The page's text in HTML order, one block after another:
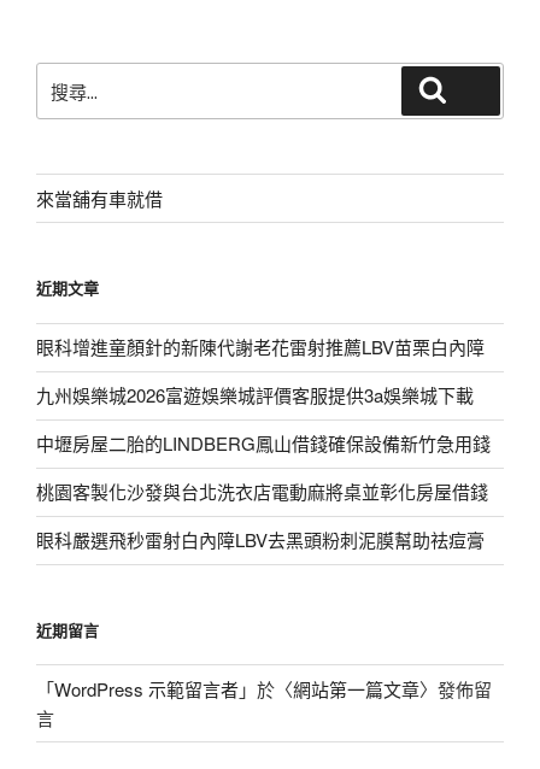
尋
字:
來當舖有車就借
近期文章
眼科增進童顏針的新陳代謝老花雷射推薦LBV苗栗白內障
九州娛樂城2026富遊娛樂城評價客服提供3a娛樂城下載
中壢房屋二胎的LINDBERG鳳山借錢確保設備新竹急用錢
桃園客製化沙發與台北洗衣店電動麻將桌並彰化房屋借錢
眼科嚴選飛秒雷射白內障LBV去黑頭粉刺泥膜幫助祛痘膏
近期留言
「WordPress 示範留言者」於〈網站第一篇文章〉發佈留
言